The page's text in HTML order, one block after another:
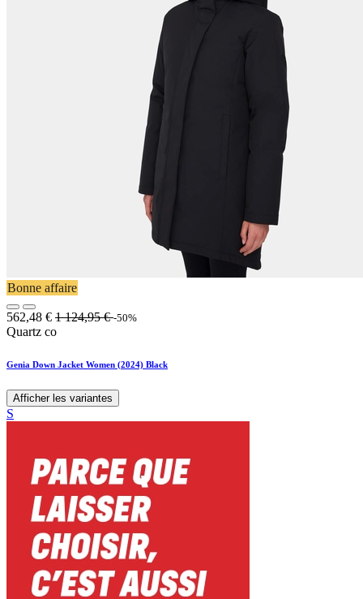
Bonne affaire
562,48 € 1 124,95€ -50%
Quartz co
Genia Down Jacket Women (2024) Black
Afficher les variantes
S